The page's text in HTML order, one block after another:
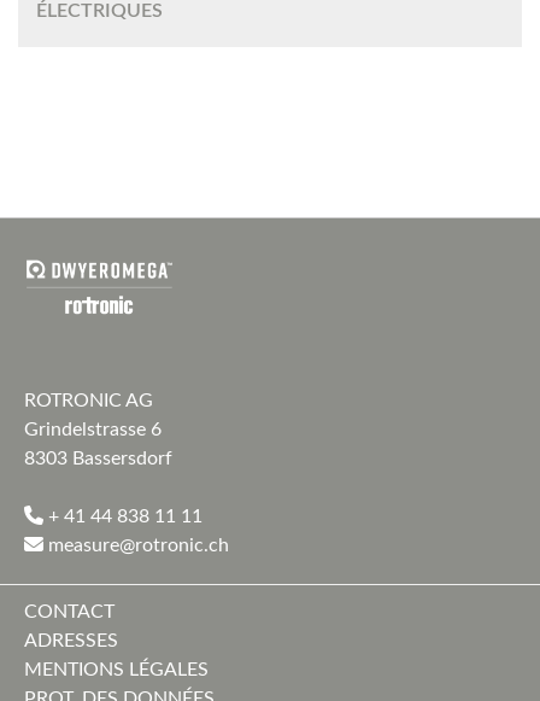
ÉLECTRIQUES
ROTRONIC AG
Grindelstrasse 6
8303 Bassersdorf
+ 41 44 838 11 11
measure@rotronic.ch
CONTACT
ADRESSES
MENTIONS LÉGALES